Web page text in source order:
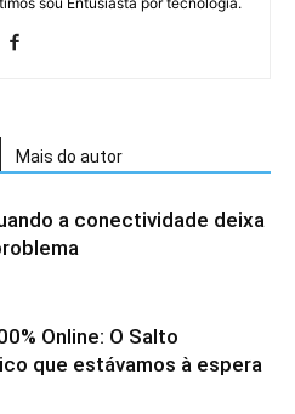
Mais do autor
a conectividade deixa
Online: O Salto
que estávamos à espera